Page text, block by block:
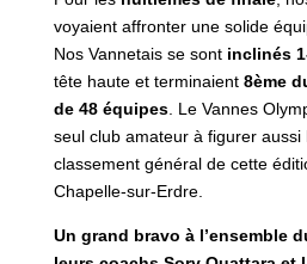
voyaient affronter une solide
Nos Vannetais se sont inclinés
tête haute et terminaient 8ème
de 48 équipes. Le Vannes
seul club amateur à figurer aussi
classement général de cette
Chapelle-sur-Erdre.
Un grand bravo à l’ensemble